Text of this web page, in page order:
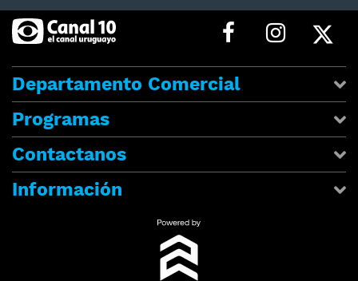
Departamento Comercial
Programas
Contactanos
Información